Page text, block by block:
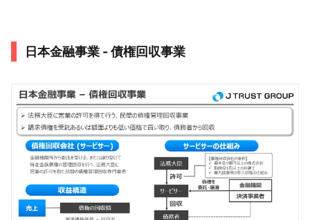
日本金融事業 - 債権回収事業